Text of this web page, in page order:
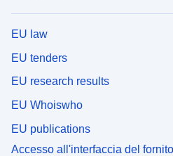
EU law
EU tenders
EU research results
EU Whoiswho
EU publications
Accesso all'interfaccia del